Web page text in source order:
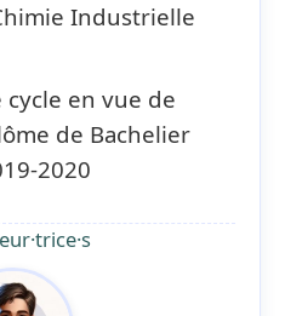
Industrielle
en vue de
de Bachelier
2020